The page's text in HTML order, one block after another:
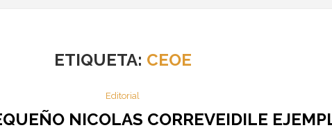
ETIQUETA: CEOE
Editorial
NICOLAS CORREVEIDILE